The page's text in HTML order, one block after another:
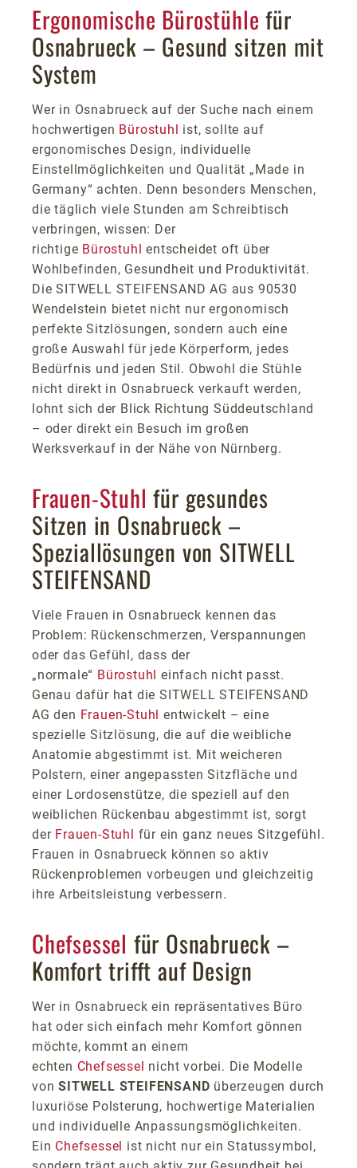
Ergonomische Bürostühle für
Osnabrueck – Gesund sitzen mit
System
Wer in Osnabrueck auf der Suche nach einem
hochwertigen Bürostuhl ist, sollte auf
ergonomisches Design, individuelle
Einstellmöglichkeiten und Qualität „Made in
Germany“ achten. Denn besonders Menschen,
die täglich viele Stunden am Schreibtisch
verbringen, wissen: Der
richtige Bürostuhl entscheidet oft über
Wohlbefinden, Gesundheit und Produktivität.
Die SITWELL STEIFENSAND AG aus 90530
Wendelstein bietet nicht nur ergonomisch
perfekte Sitzlösungen, sondern auch eine
große Auswahl für jede Körperform, jedes
Bedürfnis und jeden Stil. Obwohl die Stühle
nicht direkt in Osnabrueck verkauft werden,
lohnt sich der Blick Richtung Süddeutschland
– oder direkt ein Besuch im großen
Werksverkauf in der Nähe von Nürnberg.
Frauen-Stuhl für gesundes
Sitzen in Osnabrueck –
Speziallösungen von SITWELL
STEIFENSAND
Viele Frauen in Osnabrueck kennen das
Problem: Rückenschmerzen, Verspannungen
oder das Gefühl, dass der
„normale“ Bürostuhl einfach nicht passt.
Genau dafür hat die SITWELL STEIFENSAND
AG den Frauen-Stuhl entwickelt – eine
spezielle Sitzlösung, die auf die weibliche
Anatomie abgestimmt ist. Mit weicheren
Polstern, einer angepassten Sitzfläche und
einer Lordosenstütze, die speziell auf den
weiblichen Rückenbau abgestimmt ist, sorgt
der Frauen-Stuhl für ein ganz neues Sitzgefühl.
Frauen in Osnabrueck können so aktiv
Rückenproblemen vorbeugen und gleichzeitig
ihre Arbeitsleistung verbessern.
Chefsessel für Osnabrueck –
Komfort trifft auf Design
Wer in Osnabrueck ein repräsentatives Büro
hat oder sich einfach mehr Komfort gönnen
möchte, kommt an einem
echten Chefsessel nicht vorbei. Die Modelle
vonSITWELL STEIFENSAND überzeugen durch
luxuriöse Polsterung, hochwertige Materialien
und individuelle Anpassungsmöglichkeiten.
Ein Chefsessel ist nicht nur ein Statussymbol,